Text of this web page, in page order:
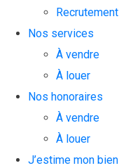
Recrutement
Nos services
À vendre
À louer
Nos honoraires
À vendre
À louer
J’estime mon bien